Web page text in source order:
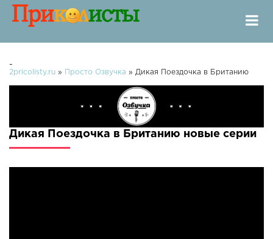
-
2pricolisty.ru » Просто Озвучка » Дикая Поездочка в Британию
Дикая Поездочка в Британию новые серии